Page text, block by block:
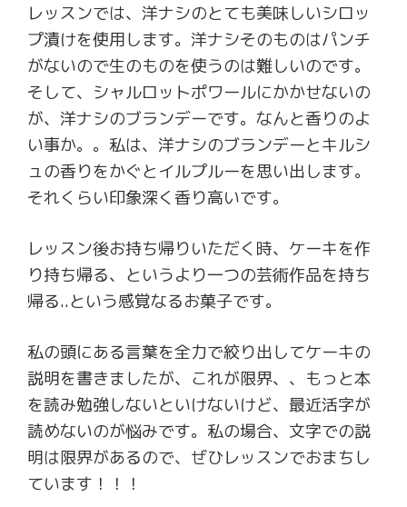
レッスンでは、洋ナシのとても美味しいシロッ
プ漬けを使用します。洋ナシそのものはパンチ
がないので生のものを使うのは難しいのです。
そして、シャルロットポワールにかかせないの
が、洋ナシのブランデーです。なんと香りのよ
い事か。。私は、洋ナシのブランデーとキルシ
ュの香りをかぐとイルプルーを思い出します。
それくらい印象深く香り高いです。
レッスン後お持ち帰りいただく時、ケーキを作
り持ち帰る、というより一つの芸術作品を持ち
帰る..という感覚なるお菓子です。
私の頭にある言葉を全力で絞り出してケーキの
説明を書きましたが、これが限界、、もっと本
を読み勉強しないといけないけど、最近活字が
読めないのが悩みです。私の場合、文字での説
明は限界があるので、ぜひレッスンでおまちし
ています！！！